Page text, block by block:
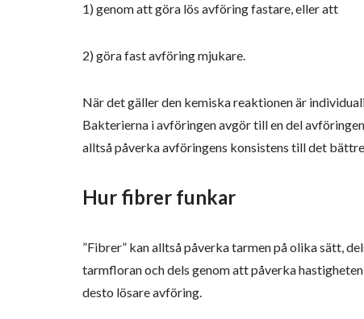
1) genom att göra lös avföring fastare, eller att
2) göra fast avföring mjukare.
När det gäller den kemiska reaktionen är
Bakterierna i avföringen avgör till en del
alltså påverka avföringens konsistens till det
Hur fibrer funkar
”Fibrer” kan alltså påverka tarmen på olika sätt,
tarmfloran och dels genom att påverka
desto lösare avföring.